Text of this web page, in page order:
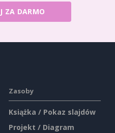
ZA DARMO
Zasoby
Książka / Pokaz slajdów
Projekt / Diagram